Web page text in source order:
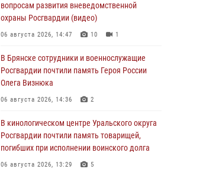
вопросам развития вневедомственной
охраны Росгвардии (видео)
06 августа 2026, 14:47 10 1
В Брянске сотрудники и военнослужащие
Росгвардии почтили память Героя России
Олега Визнюка
06 августа 2026, 14:36 2
В кинологическом центре Уральского округа
Росгвардии почтили память товарищей,
погибших при исполнении воинского долга
06 августа 2026, 13:29 5